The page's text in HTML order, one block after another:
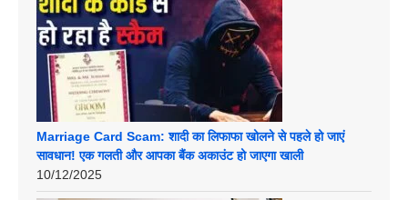
Marriage Card Scam: शादी का लिफाफा खोलने से पहले हो जाएं
सावधान! एक गलती और आपका बैंक अकाउंट हो जाएगा खाली
10/12/2025